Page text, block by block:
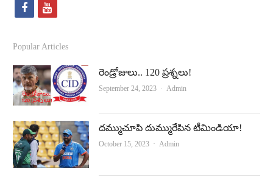
f
c
e
b
o
o
k
y
u
u
b
e
Popular Articles
రెండ్రోజులు.. 120 ప్రశ్నలు!
September 24, 2023 Author
Admin
దమ్ముచూపి దుమ్మురేపిన టీమిండియా!
October 15, 2023 Author
Admin